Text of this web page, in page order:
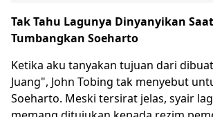
Tak Tahu Lagunya Dinyanyikan
Tumbangkan Soeharto
Ketika aku tanyakan tujuan dari
Juang", John Tobing tak menyebut
Soeharto. Meski tersirat jelas, syair